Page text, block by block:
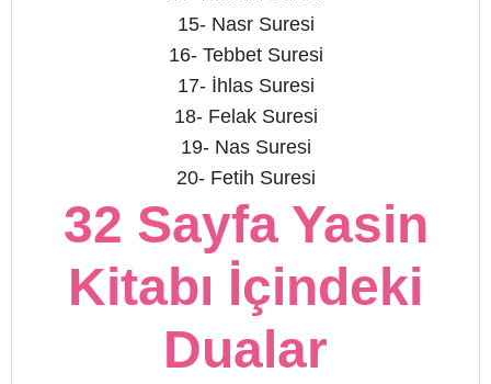
15- Nasr Suresi
16- Tebbet Suresi
17- İhlas Suresi
18- Felak Suresi
19- Nas Suresi
20- Fetih Suresi
32 Sayfa Yasin
Kitabı İçindeki
Dualar